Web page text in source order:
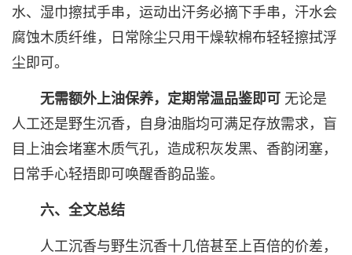
水、湿巾擦拭手串，运动出汗务必摘下手串，汗水会
腐蚀木质纤维，日常除尘只用干燥软棉布轻轻擦拭浮
尘即可。
无需额外上油保养，定期常温品鉴即可 无论是
人工还是野生沉香，自身油脂均可满足存放需求，盲
目上油会堵塞木质气孔，造成积灰发黑、香韵闭塞，
日常手心轻捂即可唤醒香韵品鉴。
六、全文总结
人工沉香与野生沉香十几倍甚至上百倍的价差，